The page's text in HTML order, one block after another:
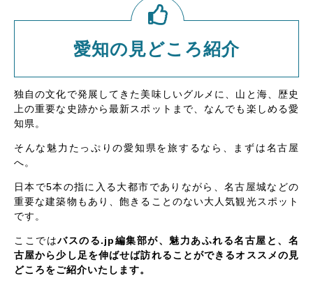
愛知の見どころ紹介
独自の文化で発展してきた美味しいグルメに、山と海、歴史
上の重要な史跡から最新スポットまで、なんでも楽しめる愛
知県。
そんな魅力たっぷりの愛知県を旅するなら、まずは名古屋
へ。
日本で5本の指に入る大都市でありながら、名古屋城などの
重要な建築物もあり、飽きることのない大人気観光スポット
です。
ここではバスのる.jp編集部が、魅力あふれる名古屋と、名
古屋から少し足を伸ばせば訪れることができるオススメの見
どころをご紹介いたします。